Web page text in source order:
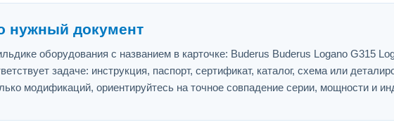
нужный документ
оборудования с названием в карточке: Buderus Buderus Logano G315
задаче: инструкция, паспорт, сертификат, каталог, схема или
модификаций, ориентируйтесь на точное совпадение серии, мощности и